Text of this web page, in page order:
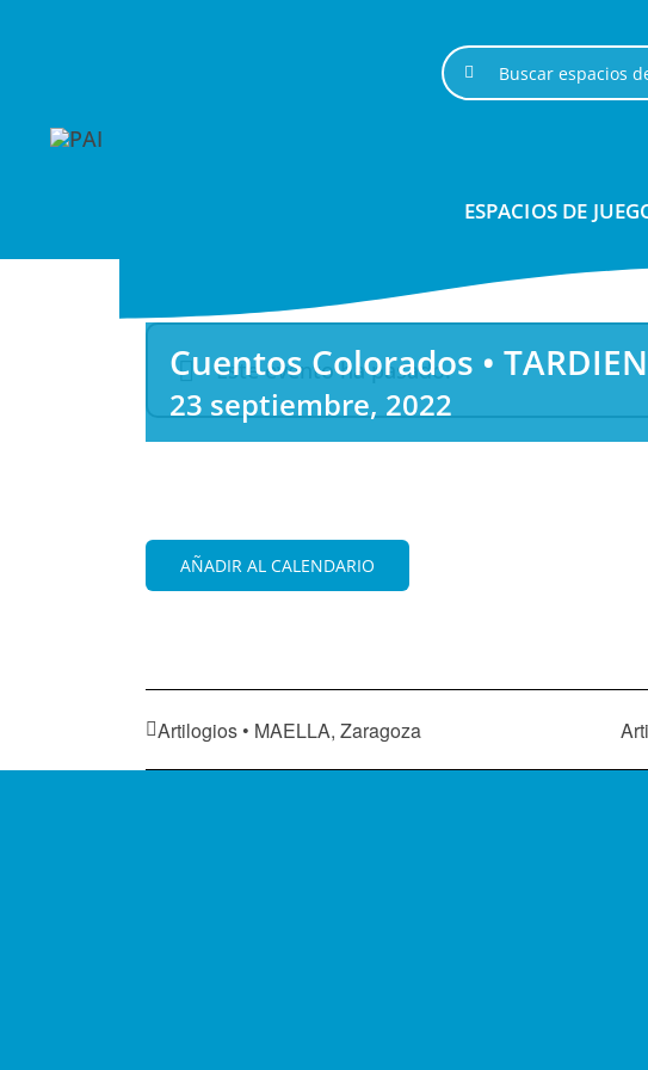
Buscar:
ESPACIOS DE
Este evento ha pasado.
Cuentos Colorados •
23 septiembre, 2022
AÑADIR AL CALENDARIO
Artilogios • MAELLA, Zaragoza